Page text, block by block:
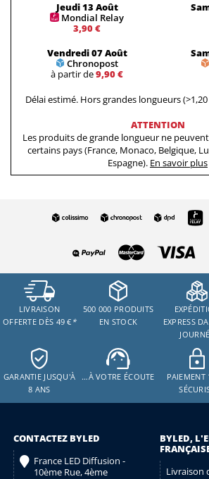
Jeudi 13 Août
Mondial Relay
3,90 €
Vendredi 07 Août
Chronopost
à partir de9,90 €
Délai estimé. Hors grandes longueurs
ATTENTION
Les produits de grande longueur ne
certains pays (France, Monaco, Belgique,
Espagne). En savoir plus
LIVRAISON
OFFERTE DÈS 49 € *
500 000 PRODUITS
EN STOCK
EXPRESS
GARANTIE JUSQU'À
8 ANS
…À VOTRE ÉCOUTE
PAIEMENT
CONTACTEZ BYLED
France LED Diffusion -
10ème Rue, 4ème
BYLED,
Livraison